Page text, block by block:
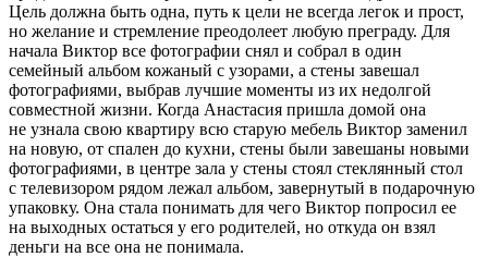
Цель должна быть одна, путь к цели не всегда легок и прост,
но желание и стремление преодолеет любую преграду. Для
начала Виктор все фотографии снял и собрал в один
семейный альбом кожаный с узорами, а стены завешал
фотографиями, выбрав лучшие моменты из их недолгой
совместной жизни. Когда Анастасия пришла домой она
не узнала свою квартиру всю старую мебель Виктор заменил
на новую, от спален до кухни, стены были завешаны новыми
фотографиями, в центре зала у стены стоял стеклянный стол
с телевизором рядом лежал альбом, завернутый в подарочную
упаковку. Она стала понимать для чего Виктор попросил ее
на выходных остаться у его родителей, но откуда он взял
деньги на все она не понимала.